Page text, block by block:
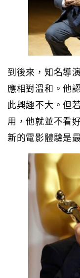
到後來，知名導
應相對溫和。他
此興趣不大。但
用，他就並不看
新的電影體驗是